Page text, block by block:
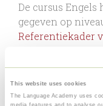
This website uses cookies
The Language Academy uses
media features and to analyse
De cursus
gegeven op
Referentiekader
Na het afronden
halfgevorderden
je toe kunt